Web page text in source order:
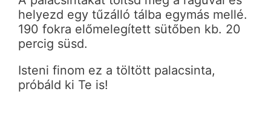
helyezd egy tűzálló tálba egymás mellé.
190 fokra előmelegített sütőben kb. 20
percig süsd.
Isteni finom ez a töltött palacsinta,
próbáld ki Te is!